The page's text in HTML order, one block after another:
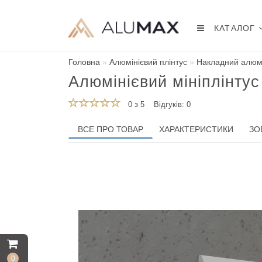
0
КАТАЛОГ
Головна Алюмінієвий плінтус Накладний
Алюмінієвий
0 з 5 Відгуків: 0
ВСЕ ПРО ТОВАР ХАРАКТЕРИСТИКИ